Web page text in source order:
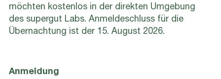
möchten kostenlos in der direkten Umgebung
des supergut Labs. Anmeldeschluss für die
Übernachtung ist der 15. August 2026.
Anmeldung